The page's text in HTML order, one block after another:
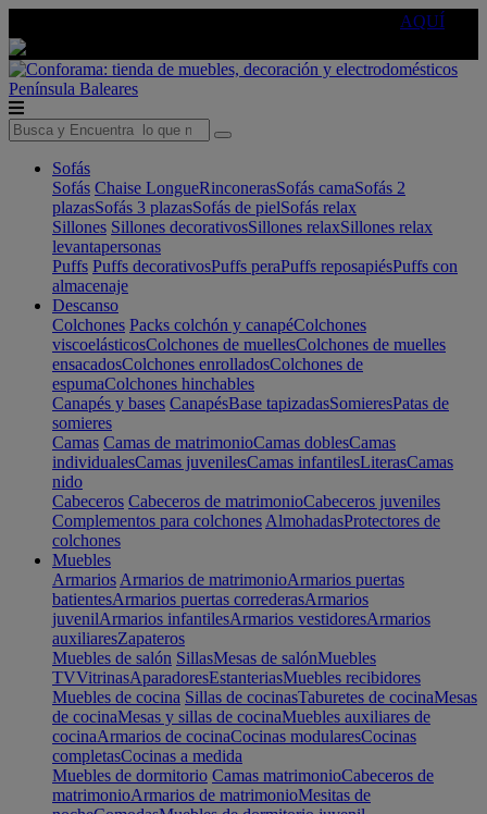
AQUÍ
Península Baleares
Sofás
Sofás Chaise LongueRinconerasSofás camaSofás 2
plazasSofás 3 plazasSofás de pielSofás relax
Sillones Sillones decorativosSillones relaxSillones relax
levantapersonas
Puffs Puffs decorativosPuffs peraPuffs reposapiésPuffs con
almacenaje
Descanso
Colchones Packs colchón y canapéColchones
viscoelásticosColchones de muellesColchones de muelles
ensacadosColchones enrolladosColchones de
espumaColchones hinchables
Canapés y bases CanapésBase tapizadasSomieresPatas de
somieres
Camas Camas de matrimonioCamas doblesCamas
individualesCamas juvenilesCamas infantilesLiterasCamas
nido
Cabeceros Cabeceros de matrimonioCabeceros juveniles
Complementos para colchones AlmohadasProtectores de
colchones
Muebles
Armarios Armarios de matrimonioArmarios puertas
batientesArmarios puertas correderasArmarios
juvenilArmarios infantilesArmarios vestidoresArmarios
auxiliaresZapateros
Muebles de salón SillasMesas de salónMuebles
TVVitrinasAparadoresEstanteriasMuebles recibidores
Muebles de cocina Sillas de cocinasTaburetes de cocinaMesas
de cocinaMesas y sillas de cocinaMuebles auxiliares de
cocinaArmarios de cocinaCocinas modularesCocinas
completasCocinas a medida
Muebles de dormitorio Camas matrimonioCabeceros de
matrimonioArmarios de matrimonioMesitas de